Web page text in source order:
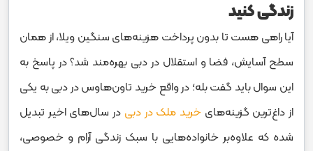
زندگی کنید
آیا راهی هست تا بدون پرداخت هزینه‌های سنگین ویلا، از همان
سطح آسایش، فضا و استقلال در دبی بهره‌مند شد؟ در پاسخ به
این سوال باید گفت بله؛ در واقع خرید تاون‌هاوس‌ در دبی به یکی
از داغ‌ترین گزینه‌هایخرید ملک در دبی در سال‌های اخیر تبدیل
شده که علاوه‌بر خانواده‌هایی با سبک زندگی آرام‌ و خصوصی‌،